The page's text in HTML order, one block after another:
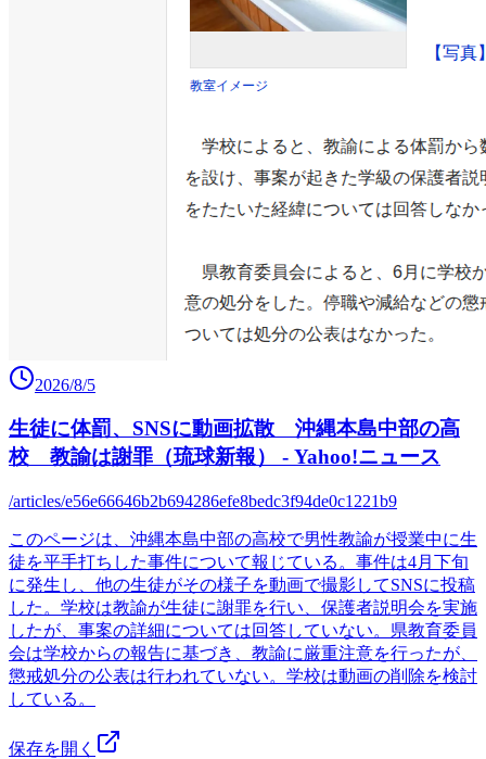
2026/8/5
生徒に体罰、SNSに動画拡散 沖縄本島中部の高
校 教諭は謝罪（琉球新報） - Yahoo!ニュース
/articles/e56e66646b2b694286efe8bedc3f94de0c1221b9
このページは、沖縄本島中部の高校で男性教諭が授業中に生
徒を平手打ちした事件について報じている。事件は4月下旬
に発生し、他の生徒がその様子を動画で撮影してSNSに投稿
した。学校は教諭が生徒に謝罪を行い、保護者説明会を実施
したが、事案の詳細については回答していない。県教育委員
会は学校からの報告に基づき、教諭に厳重注意を行ったが、
懲戒処分の公表は行われていない。学校は動画の削除を検討
している。
保存を開く